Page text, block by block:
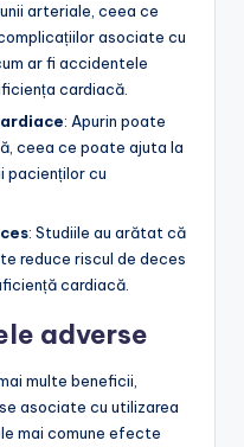
arteriale, ceea ce
asociate cu
ar fi accidentele
cardiacă.
: Apurin poate
ceea ce poate ajuta la
pacienților cu
: Studiile au arătat că
reduce riscul de deces
cardiacă.
adverse
multe beneficii,
asociate cu utilizarea
mai comune efecte